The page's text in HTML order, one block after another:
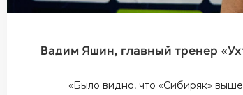
Вадим Яшин, главный тренер
«Было видно, что «Сибиряк»